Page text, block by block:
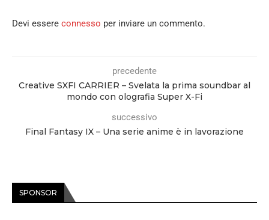
Devi essere connesso per inviare un commento.
precedente
Creative SXFI CARRIER – Svelata la prima soundbar al
mondo con olografia Super X-Fi
successivo
Final Fantasy IX – Una serie anime è in lavorazione
SPONSOR